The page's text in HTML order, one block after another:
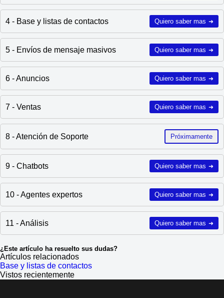
4 - Base y listas de contactos Quiero saber mas ➜
5 - Envíos de mensaje masivos Quiero saber mas ➜
6 - Anuncios Quiero saber mas ➜
7 - Ventas Quiero saber mas ➜
8 - Atención de Soporte Próximamente
9 - Chatbots Quiero saber mas ➜
10 - Agentes expertos Quiero saber mas ➜
11 - Análisis Quiero saber mas ➜
¿Este artículo ha resuelto sus dudas?
Artículos relacionados
Base y listas de contactos
Vistos recientemente